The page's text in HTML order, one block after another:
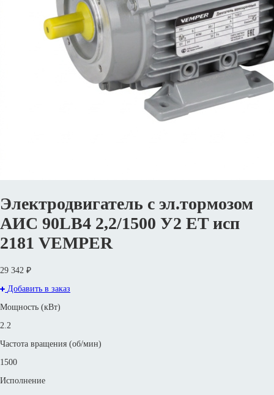
Электродвигатель с эл.тормозом
АИС 90LВ4 2,2/1500 У2 ET исп
2181 VEMPER
29 342 ₽
Добавить в заказ
Мощность (кВт)
2.2
Частота вращения (об/мин)
1500
Исполнение